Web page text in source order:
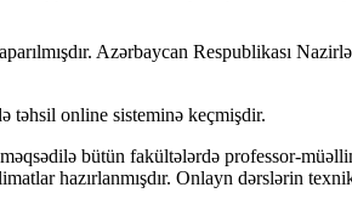
Azərbaycan Respublikası
təhsil online sisteminə keçmişdir.
bütün fakültələrdə professor-
hazırlanmışdır. Onlayn dərslərin